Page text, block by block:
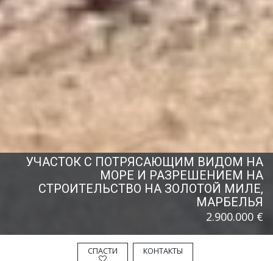
СПАСТИ КОНТАКТЫ
УЧАСТОК С ПОТРЯСАЮЩИМ ВИДОМ НА
МОРЕ И РАЗРЕШЕНИЕМ НА
СТРОИТЕЛЬСТВО НА ЗОЛОТОЙ МИЛЕ,
МАРБЕЛЬЯ
2.900.000 €